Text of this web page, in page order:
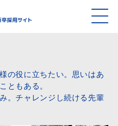
の役に立ちたい。思いはあ
ともある。
。チャレンジし続ける先輩